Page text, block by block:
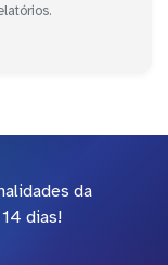
da
dias!